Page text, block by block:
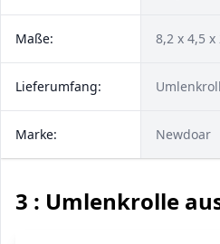
Maße: 8,2 x 4,5 x
Lieferumfang:
Marke: Newdoar
3 : Umlenkrolle